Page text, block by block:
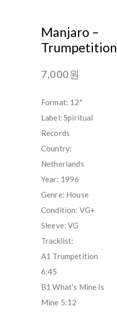
Manjaro –
Trumpetition
7,000원
Format: 12"
Label: Spiritual
Records
Country:
Netherlands
Year: 1996
Genre: House
Condition: VG+
Sleeve: VG
Tracklist:
A1 Trumpetition
6:45
B1 What's Mine Is
Mine 5:12